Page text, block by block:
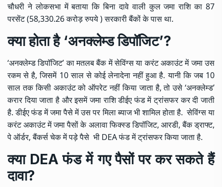
चौधरी ने लोकसभा में बताया कि बिना दावे वाली कुल जमा राशि का 87
परसेंट (58,330.26 करोड़ रुपये ) सरकारी बैंकों के पास था.
क्या होता है ‘अनक्लेम्ड डिपॉजिट’?
‘अनक्लेम्ड डिपॉजिट’ का मतलब बैंक में सेविंग्स या करंट अकाउंट में जमा उस
रकम से है, जिसमें 10 साल से कोई लेनादेना नहीं हुआ है. यानी कि जब 10
साल तक किसी अकाउंट को ऑपरेट नहीं किया जाता है, तो उसे ‘अनक्लेम्ड’
करार दिया जाता है और इसमें जमा राशि डीईए फंड में ट्रांसफर कर दी जाती
है. डीईए फंड में जमा पैसे में उस पर मिला ब्याज भी शामिल होता है. सेविंग्स या
करंट अकाउंट में जमा पैसों के अलावा फिक्स्ड डिपॉजिट, आरडी, बैंक ड्राफ्ट,
पे ऑर्डर, बैंकर्स चेक में पड़े पैसे भी DEA फंड में ट्रांसफर किया जाता है.
क्या DEA फंड में गए पैसों पर कर सकते हैं
दावा?